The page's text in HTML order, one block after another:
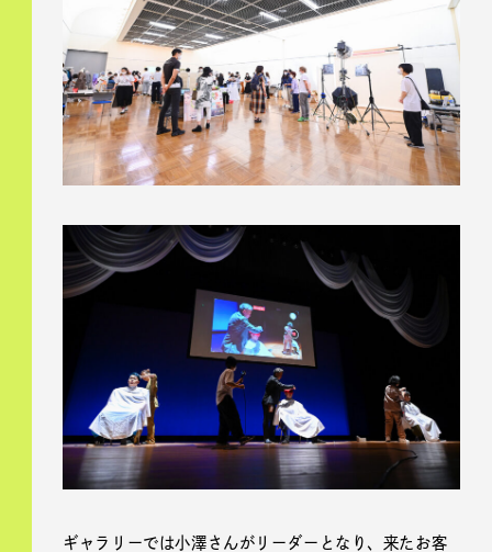
ギャラリーでは小澤さんがリーダーとなり、来たお客